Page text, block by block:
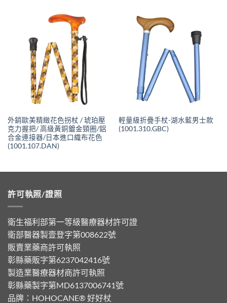
外銷歐美精緻花色拐杖 / 琥珀壓
克力握把/ 高級黃銅鍍金頸圈/鋁
合金連接器/日本進口織布花色
(1001.107.DAN)
輕量級折疊手杖-湖水藍男士款
(1001.310.GBC)
許可執照/證照
衛生福利部第一等級醫療器材許可證
衛部醫器製壹登字第008622號
販賣業藥商許可執照
彰縣藥販字第6237042416號
製造業醫療器材商許可執照
彰縣藥製字第MD6137006741號
品牌： HOHOCANE® 好好杖